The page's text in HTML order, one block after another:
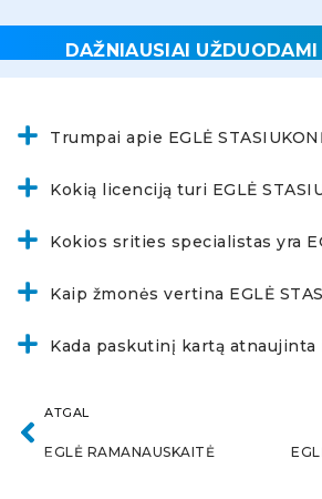
DAŽNIAUSIAI UŽDUODAMI
Trumpai apie EGLĖ
Kokią licenciją turi EGLĖ
Kokios srities specialistas yra
Kaip žmonės vertina EGLĖ
Kada paskutinį kartą atnaujinta
ATGAL
EGLĖ RAMANAUSKAITĖ